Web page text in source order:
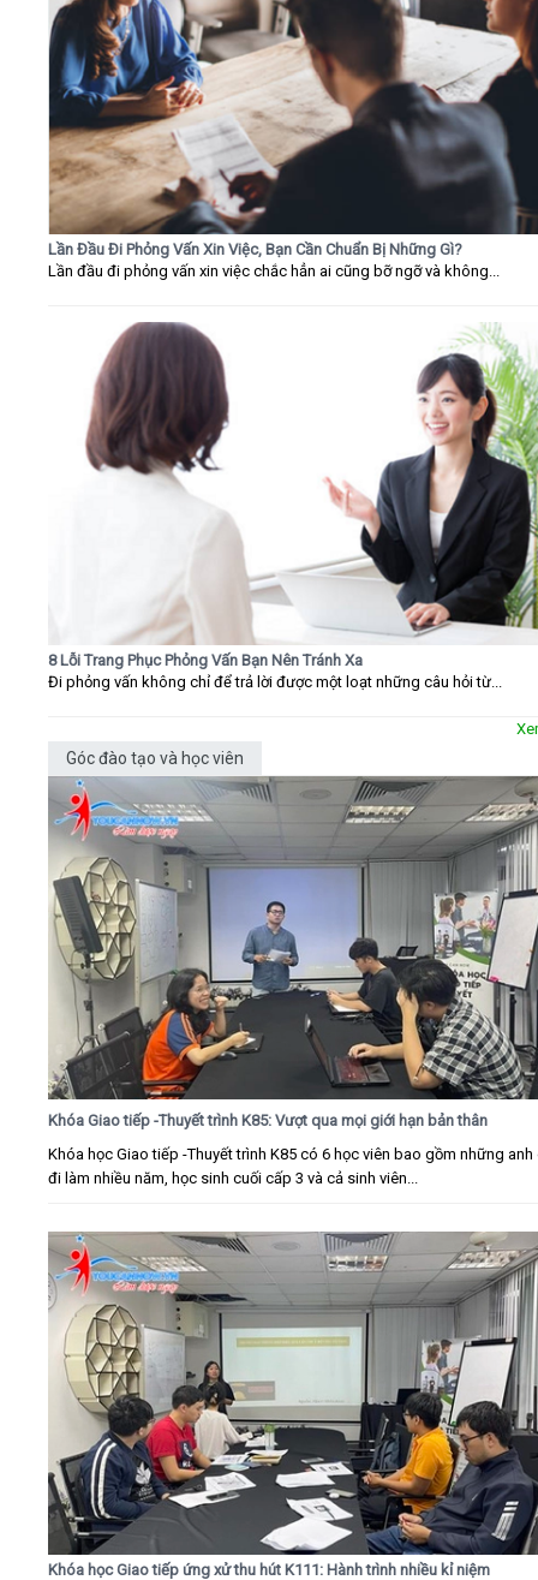
Lần Đầu Đi Phỏng Vấn Xin Việc, Bạn Cần Chuẩn Bị Những Gì?
Lần đầu đi phỏng vấn xin việc chắc hẳn ai cũng bỡ ngỡ và không...
8 Lỗi Trang Phục Phỏng Vấn Bạn Nên Tránh Xa
Đi phỏng vấn không chỉ để trả lời được một loạt những câu hỏi từ...
Góc đào tạo và học viên
Khóa Giao tiếp -Thuyết trình K85: Vượt qua mọi giới hạn bản thân
Khóa học Giao tiếp -Thuyết trình K85 có 6 học viên bao gồm những anh
đi làm nhiều năm, học sinh cuối cấp 3 và cả sinh viên...
Khóa học Giao tiếp ứng xử thu hút K111: Hành trình nhiều kỉ niệm